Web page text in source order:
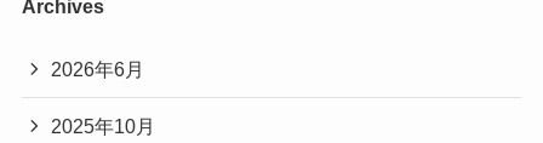
Archives
2026年6月
2025年10月